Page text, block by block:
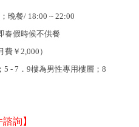
晚餐/ 18:00 ~ 22:00
春假時候不供餐
￥2,000）
5 - 7．9樓為男性專用樓層；8
諮詢】